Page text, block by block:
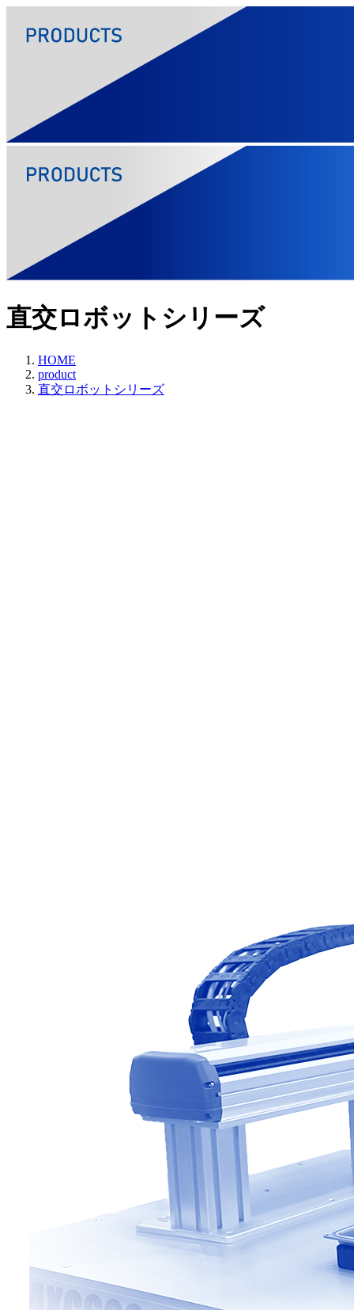
直交ロボットシリーズ
HOME
product
直交ロボットシリーズ